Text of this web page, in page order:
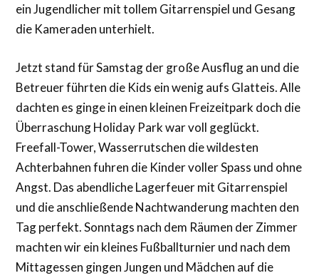
ein Jugendlicher mit tollem Gitarrenspiel und Gesang
die Kameraden unterhielt.
Jetzt stand für Samstag der große Ausflug an und die
Betreuer führten die Kids ein wenig aufs Glatteis. Alle
dachten es ginge in einen kleinen Freizeitpark doch die
Überraschung Holiday Park war voll geglückt.
Freefall-Tower, Wasserrutschen die wildesten
Achterbahnen fuhren die Kinder voller Spass und ohne
Angst. Das abendliche Lagerfeuer mit Gitarrenspiel
und die anschließende Nachtwanderung machten den
Tag perfekt. Sonntags nach dem Räumen der Zimmer
machten wir ein kleines Fußballturnier und nach dem
Mittagessen gingen Jungen und Mädchen auf die